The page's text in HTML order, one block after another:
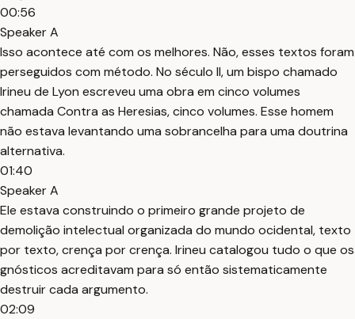
00:56
Speaker A
Isso acontece até com os melhores. Não, esses textos foram
perseguidos com método. No século II, um bispo chamado
Irineu de Lyon escreveu uma obra em cinco volumes
chamada Contra as Heresias, cinco volumes. Esse homem
não estava levantando uma sobrancelha para uma doutrina
alternativa.
01:40
Speaker A
Ele estava construindo o primeiro grande projeto de
demolição intelectual organizada do mundo ocidental, texto
por texto, crença por crença. Irineu catalogou tudo o que os
gnósticos acreditavam para só então sistematicamente
destruir cada argumento.
02:09